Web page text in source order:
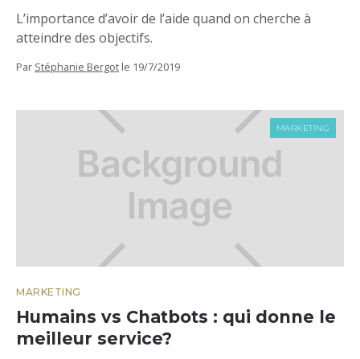
L’importance d’avoir de l’aide quand on cherche à
atteindre des objectifs.
Par Stéphanie Bergot le 19/7/2019
MARKETING
MARKETING
Humains vs Chatbots : qui donne le
meilleur service?